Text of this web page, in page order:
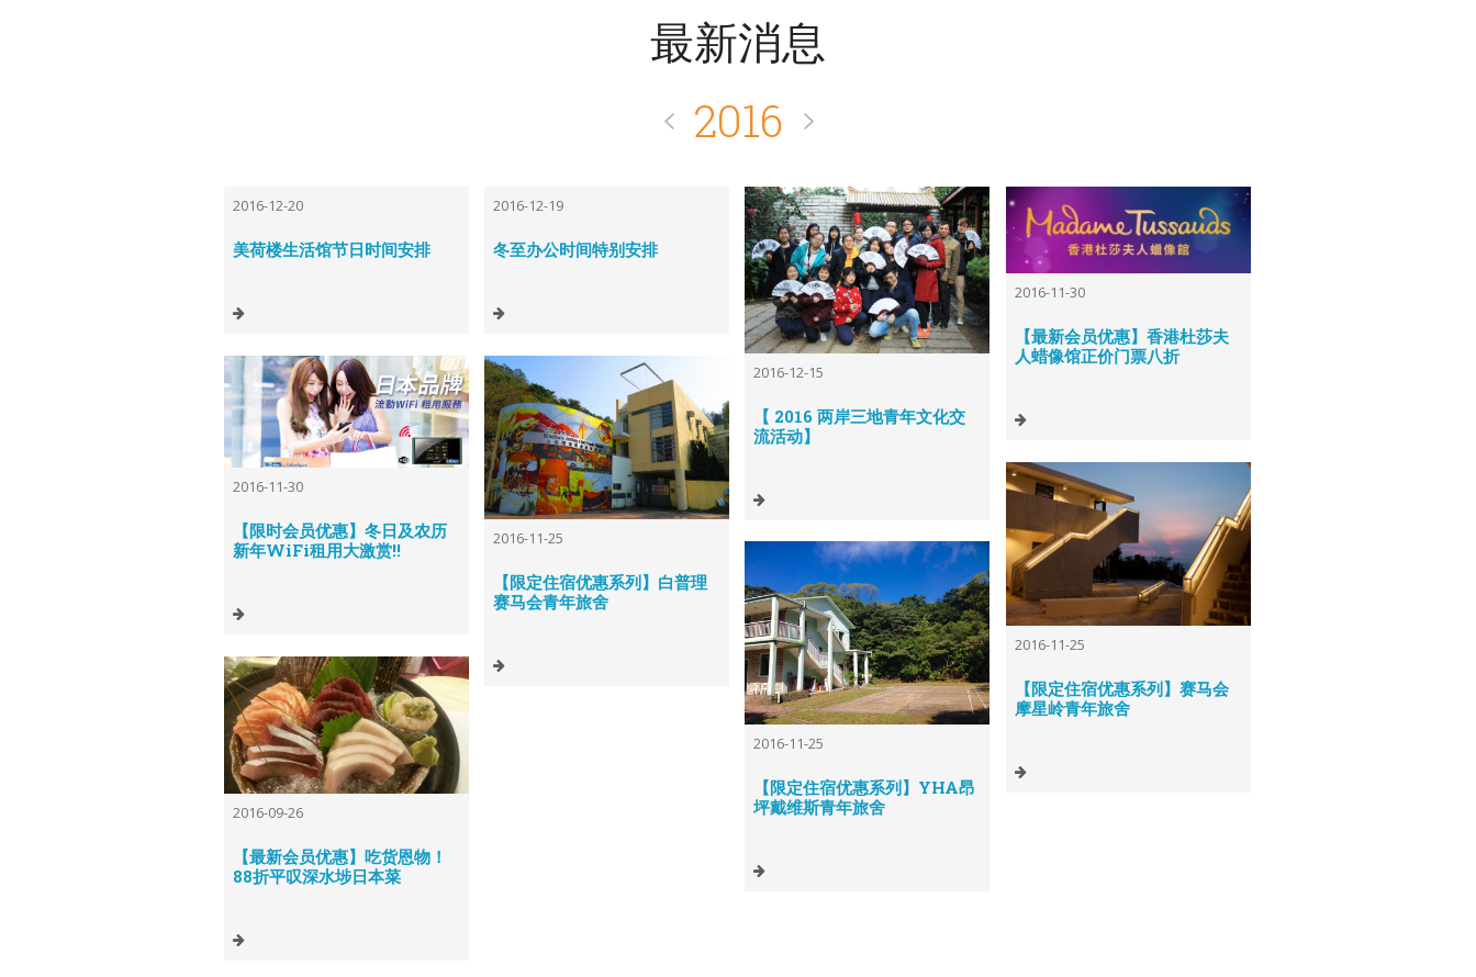
最新消息
2016
2016-12-20
美荷楼生活馆节日时间安排
2016-12-19
冬至办公时间特别安排
2016-12-15
【 2016 两岸三地青年文化交
流活动】
2016-11-30
【最新会员优惠】香港杜莎夫
人蜡像馆正价门票八折
2016-11-30
【限时会员优惠】冬日及农历
新年WiFi租用大激赏!!
2016-11-25
【限定住宿优惠系列】白普理
赛马会青年旅舍
2016-11-25
【限定住宿优惠系列】赛马会
摩星岭青年旅舍
2016-11-25
【限定住宿优惠系列】YHA昂
坪戴维斯青年旅舍
2016-09-26
【最新会员优惠】吃货恩物！
88折平叹深水埗日本菜